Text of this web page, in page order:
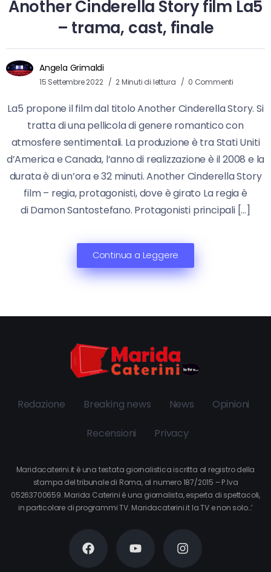
Another Cinderella Story film La5
– trama, cast, finale
Angela Grimaldi
15 Settembre 2022 2 Minuti di lettura 0 Commenti
La5 propone il film dal titolo Another Cinderella Story. Si
tratta di una pellicola di genere romantico con
atmosfere sentimentali. La produzione è tra Stati Uniti
d’America e Canada, l’anno di realizzazione è il 2008 e la
durata è di un’ora e 32 minuti. Another Cinderella Story
film – regia, protagonisti, dove è girato La regia è
di Damon Santostefano. Protagonisti principali […]
Continua a Leggere
Redazione Breaking news News Opinioni
Recensioni Privacy
Maridacaterini.it è una testata giornalistica iscritta al registro della
stampa del tribunale di Roma, al numero 187/2015 – P.Iva
05263700659. Marida Caterini è una giornalista, esperta di spettacoli,
in particolare di programmi TV. Maridacaterini.it la TV e non solo…’